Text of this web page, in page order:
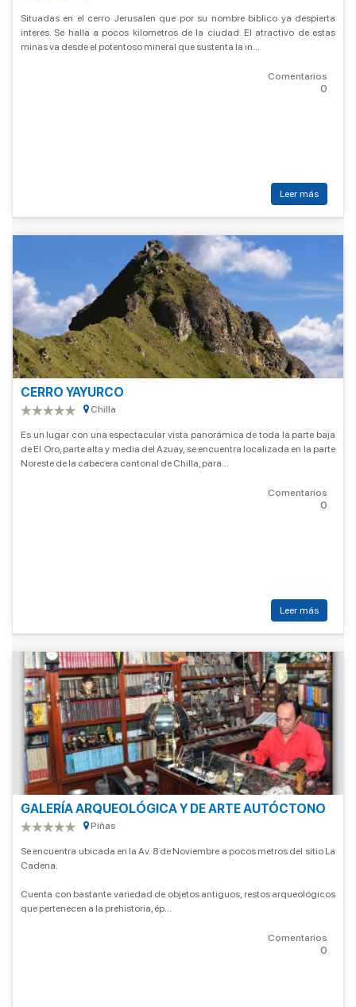
Situadas en el cerro Jerusalen que por su nombre biblico ya despierta
interes. Se halla a pocos kilometros de la ciudad. El atractivo de estas
minas va desde el potentoso mineral que sustenta la in...
Comentarios
0
Leer más
CERRO YAYURCO
Chilla
Es un lugar con una espectacular vista panorámica de toda la parte baja
de El Oro, parte alta y media del Azuay, se encuentra localizada en la parte
Noreste de la cabecera cantonal de Chilla, para...
Comentarios
0
Leer más
GALERÍA ARQUEOLÓGICA Y DE ARTE AUTÓCTONO
Piñas
Se encuentra ubicada en la Av. 8 de Noviembre a pocos metros del sitio La
Cadena.
Cuenta con bastante variedad de objetos antiguos, restos arqueológicos
que pertenecen a la prehistoria, ép...
Comentarios
0